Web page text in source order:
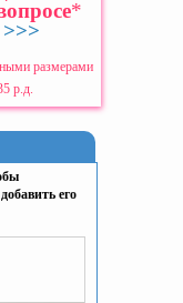
*
размерами
р.д.
его